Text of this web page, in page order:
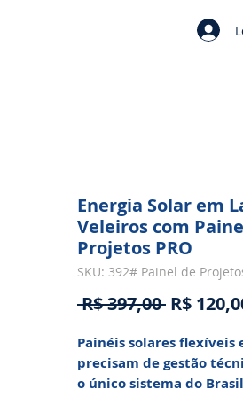
Energia Solar em
Veleiros com
Projetos PRO
SKU: 392# Painel de
R$ 397,00 Preço
R$
Painéis solares flexíveis
precisam de gestão
o único sistema do